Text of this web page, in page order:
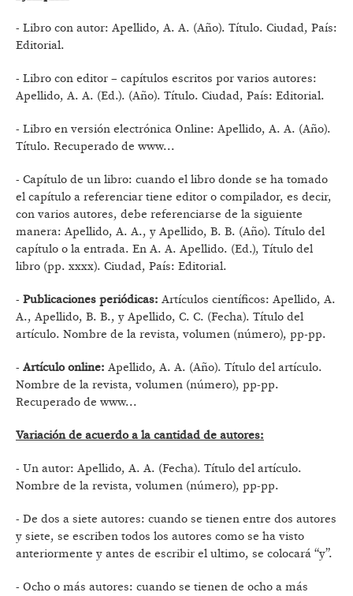
- Libro con autor: Apellido, A. A. (Año). Título. Ciudad, País:
Editorial.
- Libro con editor – capítulos escritos por varios autores:
Apellido, A. A. (Ed.). (Año). Título. Ciudad, País: Editorial.
- Libro en versión electrónica Online: Apellido, A. A. (Año).
Título. Recuperado de www...
- Capítulo de un libro: cuando el libro donde se ha tomado
el capítulo a referenciar tiene editor o compilador, es decir,
con varios autores, debe referenciarse de la siguiente
manera: Apellido, A. A., y Apellido, B. B. (Año). Título del
capítulo o la entrada. En A. A. Apellido. (Ed.), Título del
libro (pp. xxxx). Ciudad, País: Editorial.
- Publicaciones periódicas: Artículos científicos: Apellido, A.
A., Apellido, B. B., y Apellido, C. C. (Fecha). Título del
artículo. Nombre de la revista, volumen (número), pp-pp.
- Artículo online: Apellido, A. A. (Año). Título del artículo.
Nombre de la revista, volumen (número), pp-pp.
Recuperado de www...
Variación de acuerdo a la cantidad de autores:
- Un autor: Apellido, A. A. (Fecha). Título del artículo.
Nombre de la revista, volumen (número), pp-pp.
- De dos a siete autores: cuando se tienen entre dos autores
y siete, se escriben todos los autores como se ha visto
anteriormente y antes de escribir el ultimo, se colocará “y”.
- Ocho o más autores: cuando se tienen de ocho a más